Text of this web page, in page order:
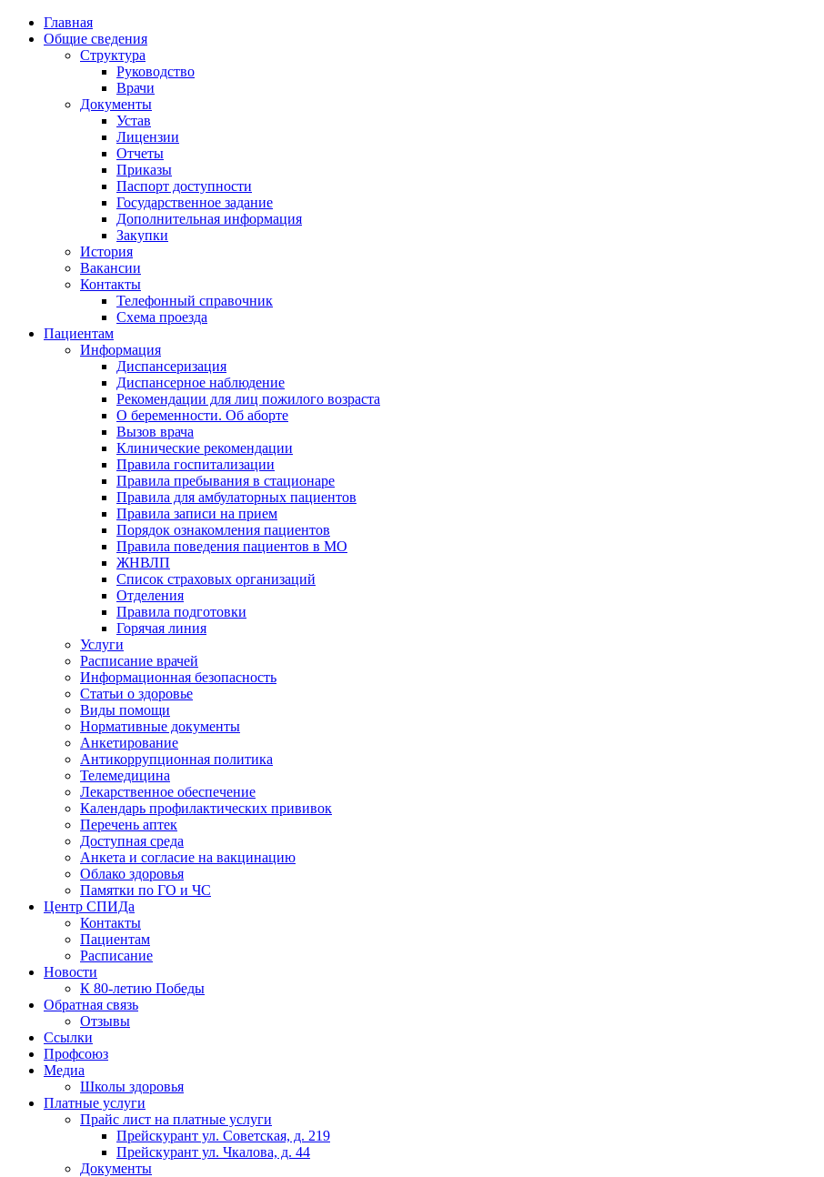
Главная
Общие сведения
Структура
Руководство
Врачи
Документы
Устав
Лицензии
Отчеты
Приказы
Паспорт доступности
Государственное задание
Дополнительная информация
Закупки
История
Вакансии
Контакты
Телефонный справочник
Схема проезда
Пациентам
Информация
Диспансеризация
Диспансерное наблюдение
Рекомендации для лиц пожилого возраста
О беременности. Об аборте
Вызов врача
Клинические рекомендации
Правила госпитализации
Правила пребывания в стационаре
Правила для амбулаторных пациентов
Правила записи на прием
Порядок ознакомления пациентов
Правила поведения пациентов в МО
ЖНВЛП
Список страховых организаций
Отделения
Правила подготовки
Горячая линия
Услуги
Расписание врачей
Информационная безопасность
Статьи о здоровье
Виды помощи
Нормативные документы
Анкетирование
Антикоррупционная политика
Телемедицина
Лекарственное обеспечение
Календарь профилактических прививок
Перечень аптек
Доступная среда
Анкета и согласие на вакцинацию
Облако здоровья
Памятки по ГО и ЧС
Центр СПИДа
Контакты
Пациентам
Расписание
Новости
К 80-летию Победы
Обратная связь
Отзывы
Ссылки
Профсоюз
Медиа
Школы здоровья
Платные услуги
Прайс лист на платные услуги
Прейскурант ул. Советская, д. 219
Прейскурант ул. Чкалова, д. 44
Документы